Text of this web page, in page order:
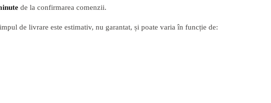
de la confirmarea comenzii.
de livrare este estimativ, nu garantat, și poate varia în funcție de: